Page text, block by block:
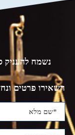
נשמח להעניק
השאירו פרטים